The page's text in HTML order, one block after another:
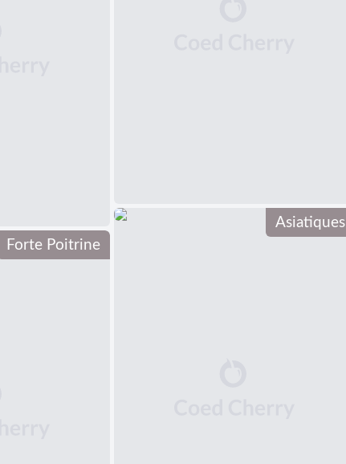
Asiatiques
Forte Poitrine